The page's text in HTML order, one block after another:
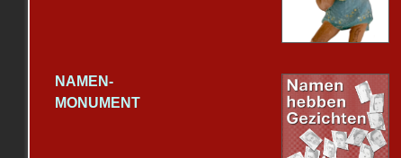
NAMEN-
MONUMENT